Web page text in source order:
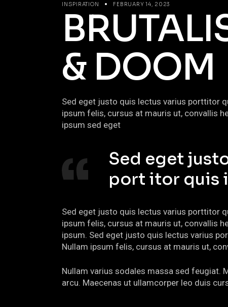
INSPIRATION FEBRUARY 14, 2023
& DOOM
Sed eget justo quis lectus varius porttitor
ipsum felis, cursus at mauris ut, convallis
ipsum sed eget
Sed eget
port itor quis
Sed eget justo quis lectus varius porttitor
ipsum felis, cursus at mauris ut, convallis
ipsum. Sed eget justo quis lectus varius
Nullam ipsum felis, cursus at mauris ut,
Nullam varius sodales massa sed feugiat.
arcu. Maecenas ut ullamcorper leo duis